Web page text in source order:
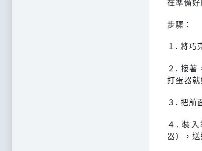
步驟：
１. 將巧
２. 接著
打蛋器就
３. 把前
４. 裝
器），